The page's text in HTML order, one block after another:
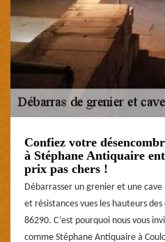
Confiez votre
à Stéphane Antiquaire
prix pas chers !
Débarrasser un grenier et une cave
et résistances vues les hauteurs des
86290. C’est pourquoi nous vous
comme Stéphane Antiquaire à